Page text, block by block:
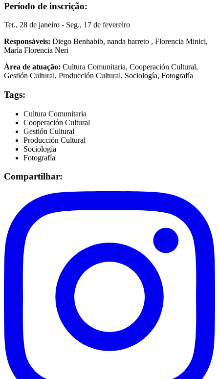
Período de inscrição:
Ter., 28 de janeiro - Seg., 17 de fevereiro
Responsáveis: Diego Benhabib, nanda barreto , Florencia Minici,
María Florencia Neri
Área de atuação: Cultura Comunitaria, Cooperación Cultural,
Gestión Cultural, Producción Cultural, Sociología, Fotografía
Tags:
Cultura Comunitaria
Cooperación Cultural
Gestión Cultural
Producción Cultural
Sociología
Fotografía
Compartilhar: